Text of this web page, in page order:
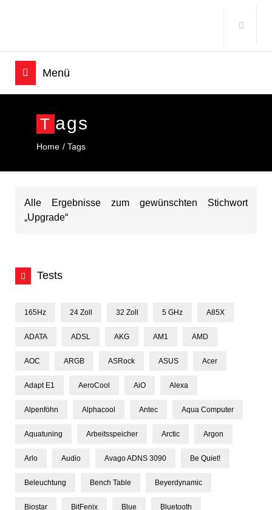
T Ags
Home Tags
Alle Ergebnisse zum gewünschten Stichwort
„Upgrade“
Tests
165Hz 24 Zoll 32 Zoll 5 GHz A85X
ADATA ADSL AKG AM1 AMD
AOC ARGB ASRock ASUS Acer
Adapt E1 AeroCool AiO Alexa
Alpenföhn Alphacool Antec Aqua Computer
Aquatuning Arbeitsspeicher Arctic Argon
Arlo Audio Avago ADNS 3090 Be Quiet!
Beleuchtung Bench Table Beyerdynamic
Biostar BitFenix Blue Bluetooth